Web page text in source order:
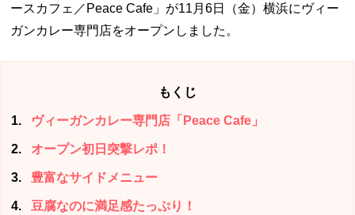
ースカフェ／Peace Cafe」が11月6日（金）横浜にヴィー
ガンカレー専門店をオープンしました。
もくじ
1 ヴィーガンカレー専門店「Peace Cafe」
2 オープン初日突撃レポ！
3 豊富なサイドメニュー
4 豆腐なのに満足感たっぷり！